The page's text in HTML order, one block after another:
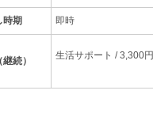
時期 即時
続） 生活サポート / 3,300円